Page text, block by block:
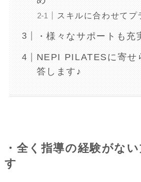
スキルに合わせてプ
・様々なサポートも充
NEPI PILATESに寄せ
答します♪
・全く指導の経験がな
す